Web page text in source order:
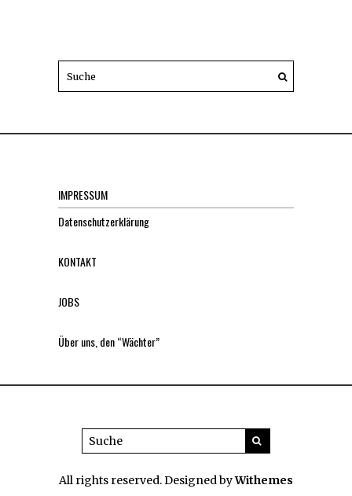
IMPRESSUM
Datenschutzerklärung
KONTAKT
JOBS
Über uns, den “Wächter”
All rights reserved. Designed byWithemes